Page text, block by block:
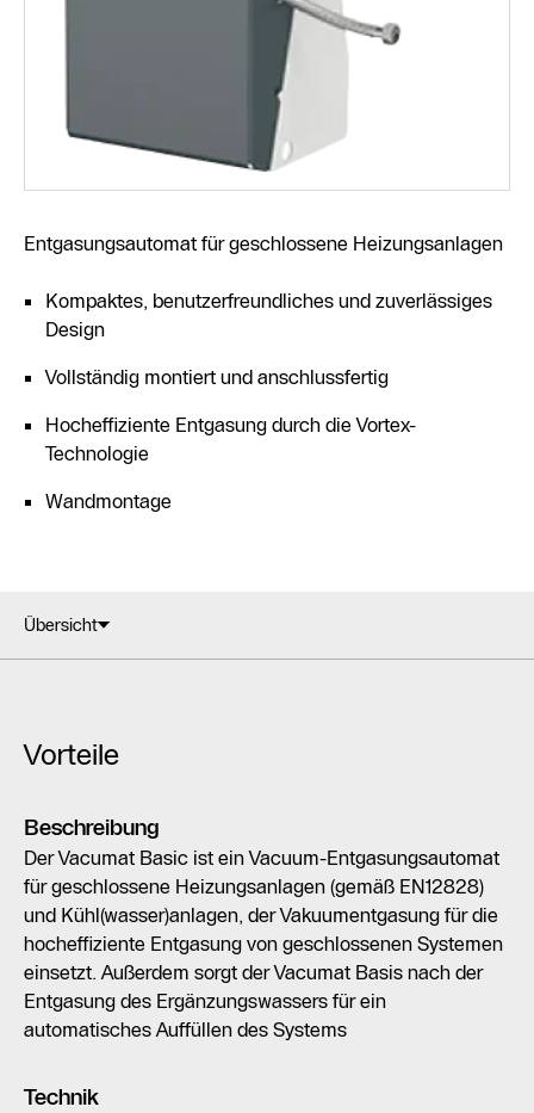
Entgasungsautomat für geschlossene Heizungsanlagen
Kompaktes, benutzerfreundliches und zuverlässiges
Design
Vollständig montiert und anschlussfertig
Hocheffiziente Entgasung durch die Vortex-
Technologie
Wandmontage
Übersicht
Vorteile
Beschreibung
Der Vacumat Basic ist ein Vacuum-Entgasungsautomat
für geschlossene Heizungsanlagen (gemäß EN12828)
und Kühl(wasser)anlagen, der Vakuumentgasung für die
hocheffiziente Entgasung von geschlossenen Systemen
einsetzt. Außerdem sorgt der Vacumat Basis nach der
Entgasung des Ergänzungswassers für ein
automatisches Auffüllen des Systems
Technik